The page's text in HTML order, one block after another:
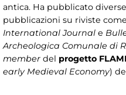
antica. Ha pubblicato
pubblicazioni su riviste
International Journal e
Archeologica Comunale di
member del progetto
early Medieval Economy)